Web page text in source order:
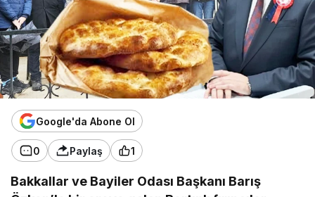
Google'da Abone Ol
0 Paylaş 1
Bakkallar ve Bayiler Odası Başkanı Barış